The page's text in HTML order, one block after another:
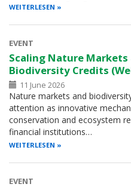
WEITERLESEN
EVENT
Scaling Nature Markets
Biodiversity Credits
11 June 2026
Nature markets and
attention as innovative
conservation and ecosystem
financial institutions…
WEITERLESEN
EVENT